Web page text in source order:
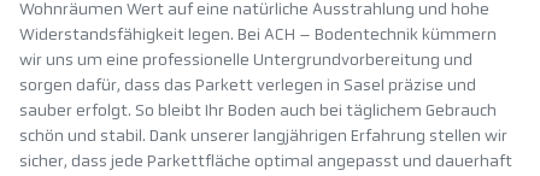
Wohnräumen Wert auf eine natürliche Ausstrahlung und hohe
Widerstandsfähigkeit legen. Bei ACH – Bodentechnik kümmern
wir uns um eine professionelle Untergrundvorbereitung und
sorgen dafür, dass das Parkett verlegen in Sasel präzise und
sauber erfolgt. So bleibt Ihr Boden auch bei täglichem Gebrauch
schön und stabil. Dank unserer langjährigen Erfahrung stellen wir
sicher, dass jede Parkettfläche optimal angepasst und dauerhaft